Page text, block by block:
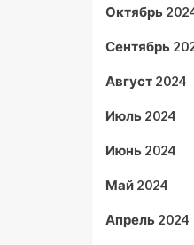
Октябрь
Сентябрь
Август 2024
Июль 2024
Июнь 2024
Май 2024
Апрель 2024